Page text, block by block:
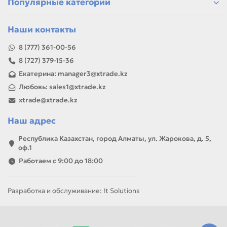
Популярные категории
Наши контакты
8 (777) 361-00-56
8 (727) 379-15-36
Екатерина: manager3@xtrade.kz
Любовь: sales1@xtrade.kz
xtrade@xtrade.kz
Наш адрес
Республика Казахстан, город Алматы, ул. Жарокова, д. 5,
оф.1
Работаем с 9:00 до 18:00
Разработка и обслуживание: It Solutions